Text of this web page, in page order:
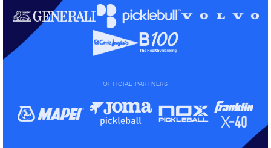
OFFICIAL PARTNERS